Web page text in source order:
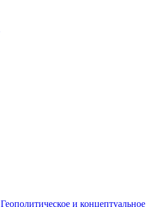
Геополитическое и концептуальное